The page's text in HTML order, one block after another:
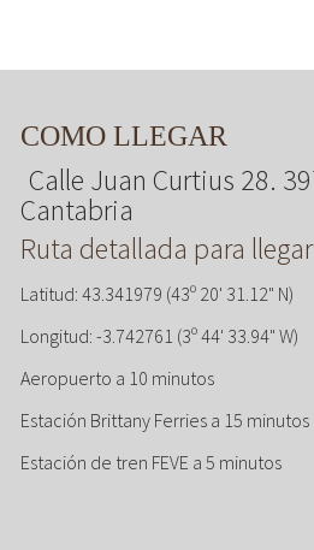
COMO LLEGAR
Calle Juan Curtius 28.
Cantabria
Ruta detallada para
Latitud: 43.341979 (43º 20' 31.12" N)
Longitud: -3.742761 (3º 44' 33.94" W)
Aeropuerto a 10 minutos
Estación Brittany Ferries a 15 minutos
Estación de tren FEVE a 5 minutos